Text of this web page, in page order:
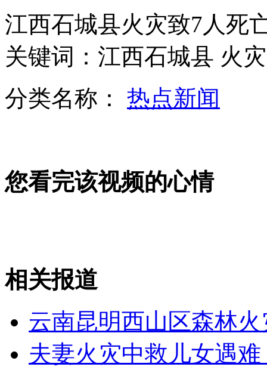
潘基文称朝鲜半岛局势或面临失控
北京公积金贷款新政：月薪过14016元一半需还贷
山西运城恶犬咬伤多人 警民合力深夜将其击毙
女孩北京地铁殴打老人 痛下狠手拳打脚踢
江西石城县火灾致7人死
关键词：江西石城县 火
分类名称： 热点新闻
您看完该视频的心情
相关报道
云南昆明西山区森林
夫妻火灾中救儿女遇